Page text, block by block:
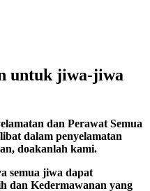
untuk jiwa-jiwa
dan Perawat Semua
dalam penyelamatan
doakanlah kami.
semua jiwa dapat
dan Kedermawanan yang